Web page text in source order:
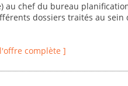
au chef du bureau
dossiers traités au sein
complète ]